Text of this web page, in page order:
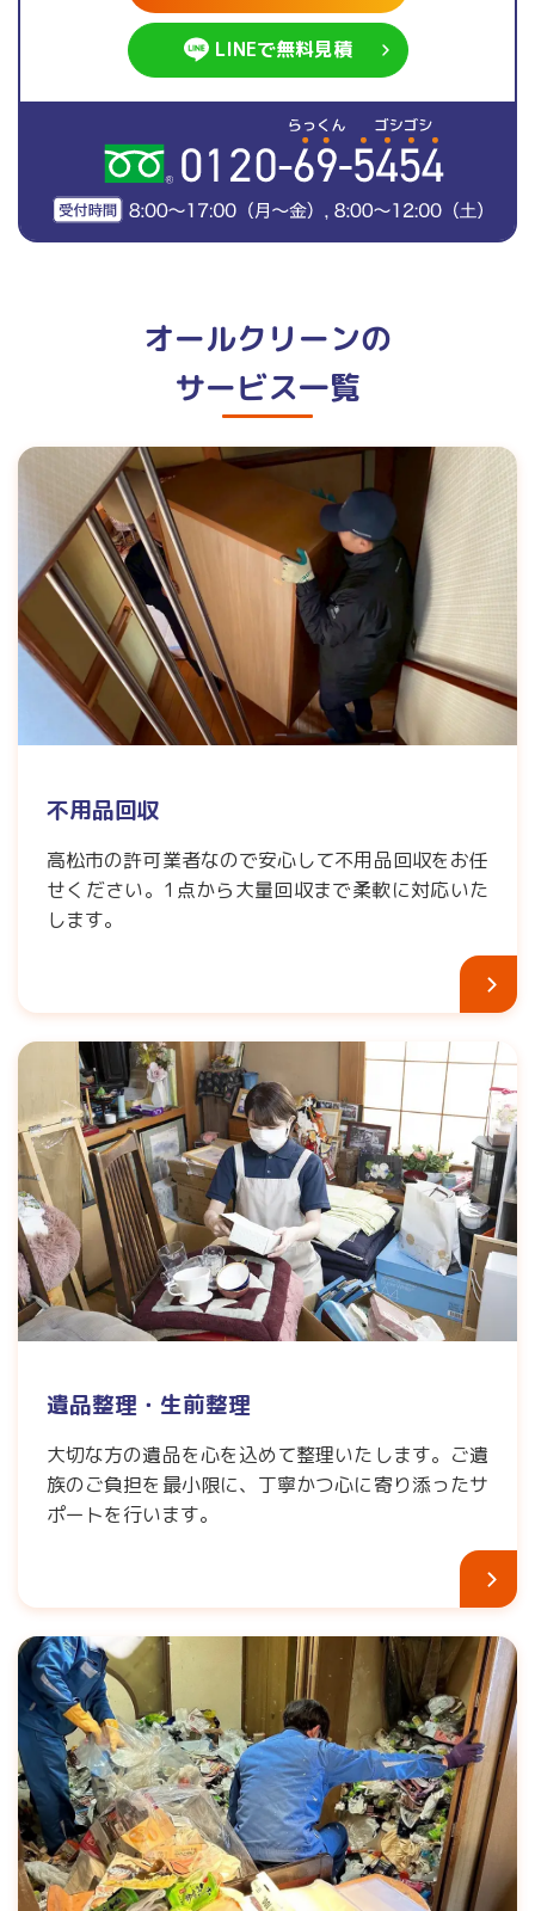
LINEで無料見積
オールクリーンの
サービス一覧
不用品回収
高松市の許可業者なので安心して不用品回収をお任
せください。1点から大量回収まで柔軟に対応いた
します。
遺品整理・生前整理
大切な方の遺品を心を込めて整理いたします。ご遺
族のご負担を最小限に、丁寧かつ心に寄り添ったサ
ポートを行います。